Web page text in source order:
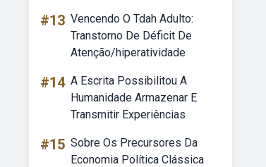
#13 Vencendo O Tdah Adulto:
Transtorno De Déficit De
Atenção/hiperatividade
#14 A Escrita Possibilitou A
Humanidade Armazenar E
Transmitir Experiências
#15 Sobre Os Precursores Da
Economia Política Clássica